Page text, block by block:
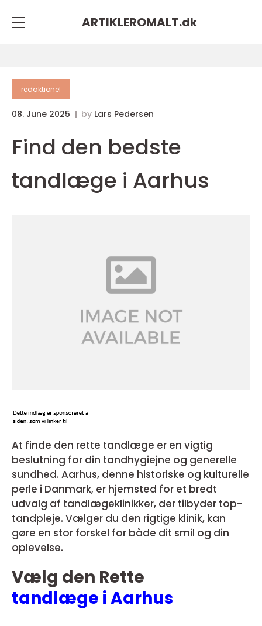
ARTIKLEROMALT.dk
redaktionel
08. June 2025 by Lars Pedersen
Find den bedste
tandlæge i Aarhus
At finde den rette tandlæge er en vigtig
beslutning for din tandhygiejne og generelle
sundhed. Aarhus, denne historiske og kulturelle
perle i Danmark, er hjemsted for et bredt
udvalg af tandlægeklinikker, der tilbyder top-
tandpleje. Vælger du den rigtige klinik, kan
gøre en stor forskel for både dit smil og din
oplevelse.
Vælg den Rette
tandlæge i Aarhus